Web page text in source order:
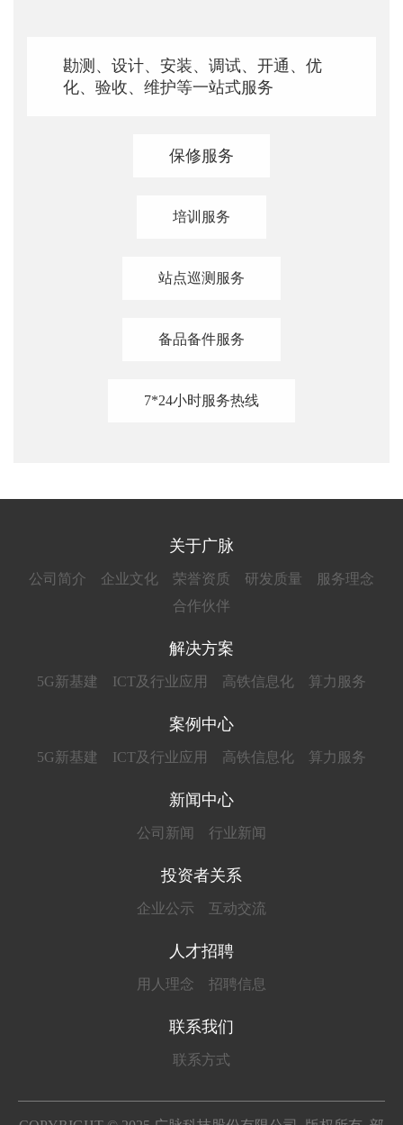
勘测、设计、安装、调试、开通、优
化、验收、维护等一站式服务
保修服务
培训服务
站点巡测服务
备品备件服务
7*24小时服务热线
关于广脉
公司简介 企业文化 荣誉资质 研发质量
服务理念
合作伙伴
解决方案
5G新基建 ICT及行业应用 高铁信息化 算力服务
案例中心
5G新基建 ICT及行业应用 高铁信息化 算力服务
新闻中心
公司新闻 行业新闻
投资者关系
企业公示 互动交流
人才招聘
用人理念 招聘信息
联系我们
联系方式